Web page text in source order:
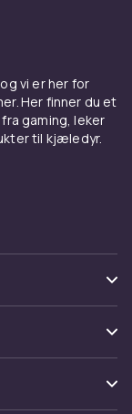
vi er her for
Her finner du et
gaming, leker
til kjæledyr.